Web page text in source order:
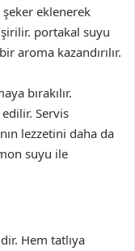
eklenerek
portakal suyu
aroma kazandırılır.
bırakılır.
Servis
lezzetini daha da
suyu ile
Hem tatlıya